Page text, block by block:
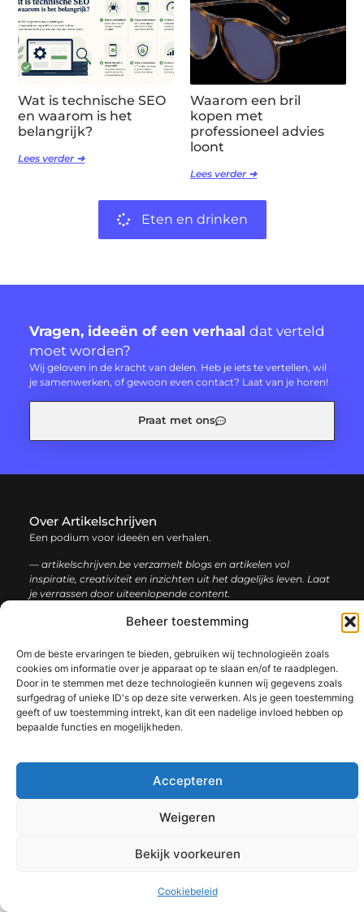
Beheer toestemming
Om de beste ervaringen te bieden, gebruiken wij technologieën zoals
cookies om informatie over je apparaat op te slaan en/of te raadplegen.
Door in te stemmen met deze technologieën kunnen wij gegevens zoals
surfgedrag of unieke ID's op deze site verwerken. Als je geen toestemming
geeft of uw toestemming intrekt, kan dit een nadelige invloed hebben op
bepaalde functies en mogelijkheden.
Accepteren
Weigeren
Bekijk voorkeuren
Cookiebeleid
Wat is technische SEO
en waarom is het
belangrijk?
Lees verder ➜
Waarom een bril
kopen met
professioneel advies
loont
Lees verder ➜
Eten en drinken
Vragen, ideeën of een verhaal dat verteld
moet worden?
Wij geloven in de kracht van delen. Heb je iets te vertellen, wil
je samenwerken, of gewoon even contact? Laat van je horen!
Praat met ons
Over Artikelschrijven
Een podium voor ideeën en verhalen.
— artikelschrijven.be verzamelt blogs en artikelen vol
inspiratie, creativiteit en inzichten uit het dagelijks leven. Laat
je verrassen door uiteenlopende content.
informatie